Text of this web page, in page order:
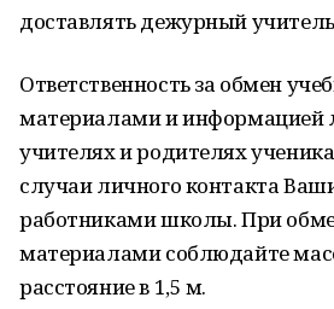
доставлять дежурный
Ответственность за обмен
материалами и информацией
учителях и родителях
случаи личного контакта
работниками школы. При
материалами соблюдайте
расстояние в 1,5 м.